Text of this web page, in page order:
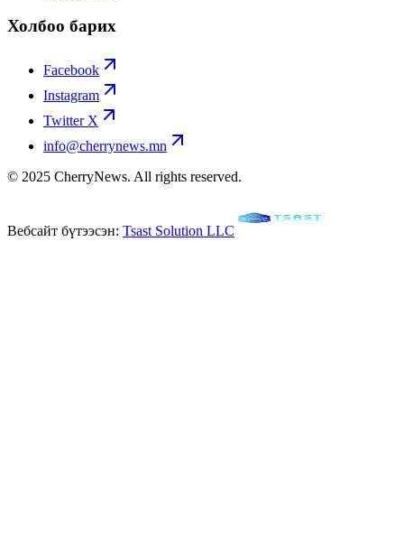
Холбоо барих
Facebook
Instagram
Twitter X
info@cherrynews.mn
© 2025 CherryNews. All rights reserved.
Вебсайт бүтээсэн: Tsast Solution LLC